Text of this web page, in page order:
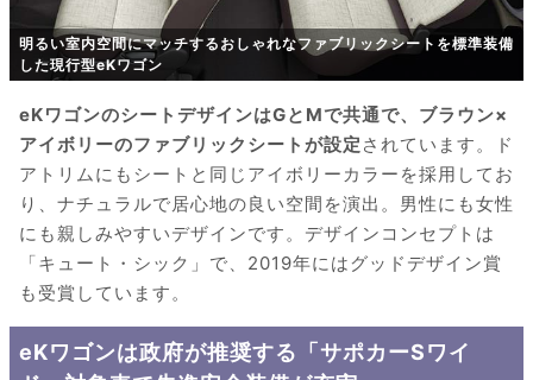
明るい室内空間にマッチするおしゃれなファブリックシートを標準装備
した現行型eKワゴン
eKワゴンのシートデザインはGとMで共通で、ブラウン×
アイボリーのファブリックシートが設定 されています。ド
アトリムにもシートと同じアイボリーカラーを採用してお
り、ナチュラルで居心地の良い空間を演出。男性にも女性
にも親しみやすいデザインです。デザインコンセプトは
「キュート・シック」で、2019年にはグッドデザイン賞
も受賞しています。
eKワゴンは政府が推奨する「サポカーSワイ